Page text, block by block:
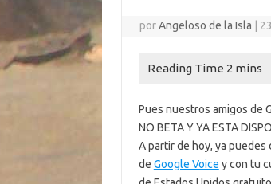
porAngeloso de la Isla
Pues nuestros amigos de
NO BETA Y YA ESTA
A partir de hoy, ya
de Google Voice y con tu